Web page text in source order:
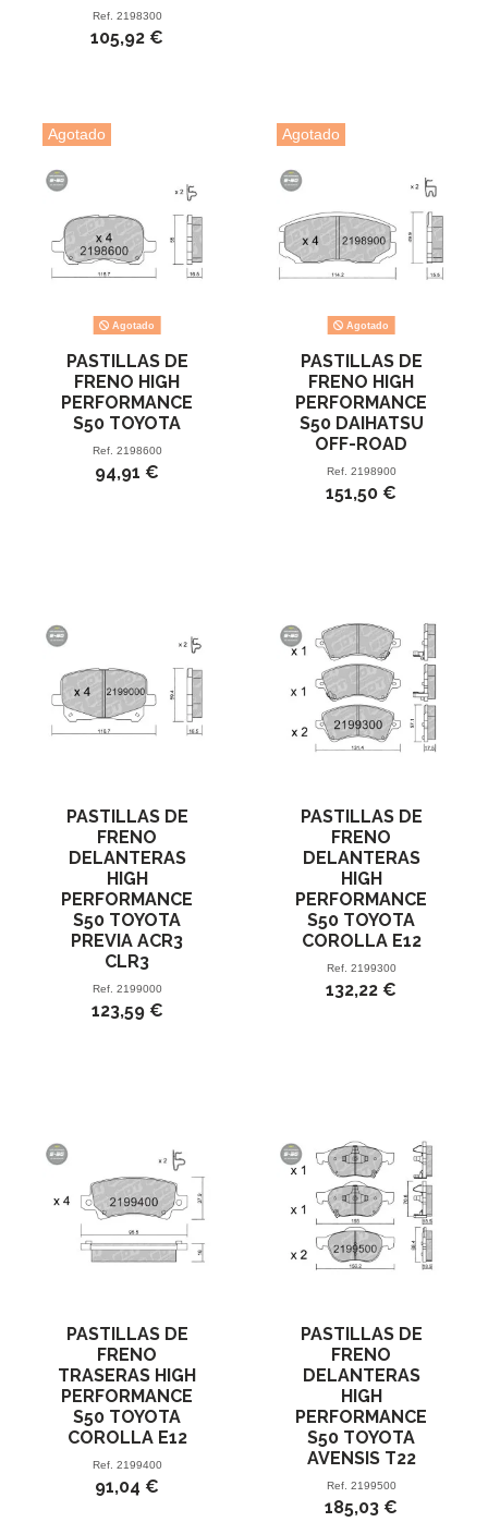
Ref. 2198300
105,92 €
Agotado
Agotado
PASTILLAS DE
FRENO HIGH
PERFORMANCE
S50 TOYOTA
Ref. 2198600
94,91 €
Agotado
Agotado
PASTILLAS DE
FRENO HIGH
PERFORMANCE
S50 DAIHATSU
OFF-ROAD
Ref. 2198900
151,50 €
PASTILLAS DE
FRENO
DELANTERAS
HIGH
PERFORMANCE
S50 TOYOTA
PREVIA ACR3
CLR3
Ref. 2199000
123,59 €
PASTILLAS DE
FRENO
DELANTERAS
HIGH
PERFORMANCE
S50 TOYOTA
COROLLA E12
Ref. 2199300
132,22 €
PASTILLAS DE
FRENO
TRASERAS HIGH
PERFORMANCE
S50 TOYOTA
COROLLA E12
Ref. 2199400
91,04 €
PASTILLAS DE
FRENO
DELANTERAS
HIGH
PERFORMANCE
S50 TOYOTA
AVENSIS T22
Ref. 2199500
185,03 €